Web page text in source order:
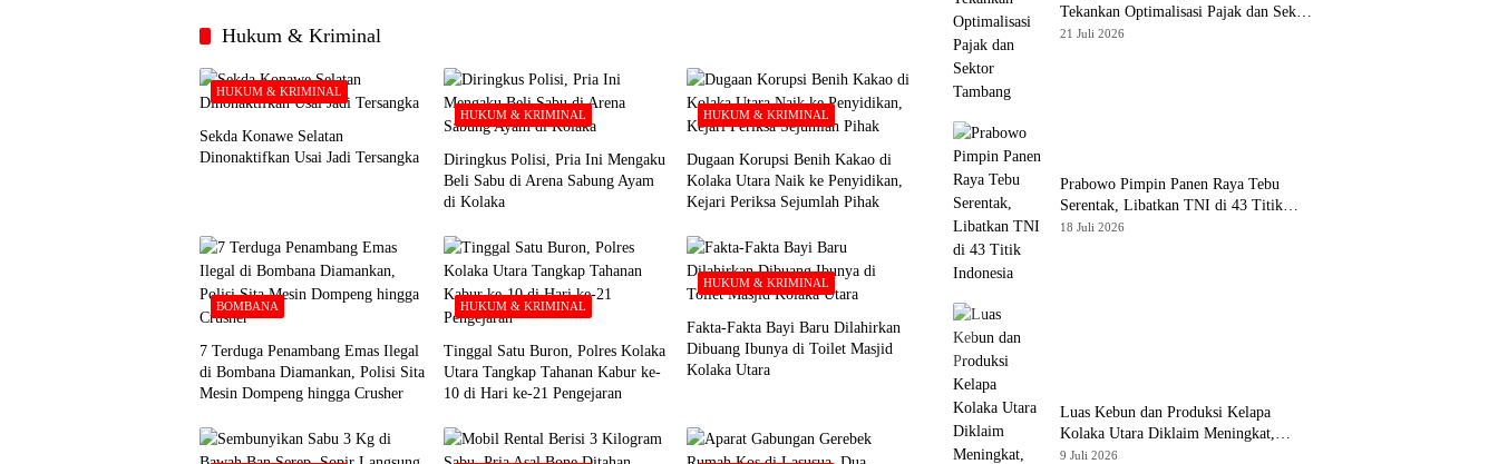
Hukum & Kriminal
HUKUM & KRIMINAL
Sekda Konawe Selatan
Dinonaktifkan Usai Jadi Tersangka
HUKUM & KRIMINAL
Diringkus Polisi, Pria Ini Mengaku
Beli Sabu di Arena Sabung Ayam
di Kolaka
HUKUM & KRIMINAL
Dugaan Korupsi Benih Kakao di
Kolaka Utara Naik ke Penyidikan,
Kejari Periksa Sejumlah Pihak
BOMBANA
7 Terduga Penambang Emas Ilegal
di Bombana Diamankan, Polisi Sita
Mesin Dompeng hingga Crusher
HUKUM & KRIMINAL
Tinggal Satu Buron, Polres Kolaka
Utara Tangkap Tahanan Kabur ke-
10 di Hari ke-21 Pengejaran
HUKUM & KRIMINAL
Fakta-Fakta Bayi Baru Dilahirkan
Dibuang Ibunya di Toilet Masjid
Kolaka Utara
Tekankan Optimalisasi Pajak dan Sektor
Tambang
21 Juli 2026
Prabowo Pimpin Panen Raya Tebu
Serentak, Libatkan TNI di 43 Titik
Indonesia
18 Juli 2026
Luas Kebun dan Produksi Kelapa
Kolaka Utara Diklaim Meningkat,
Pemda Tawarkan Peluang Investasi
9 Juli 2026